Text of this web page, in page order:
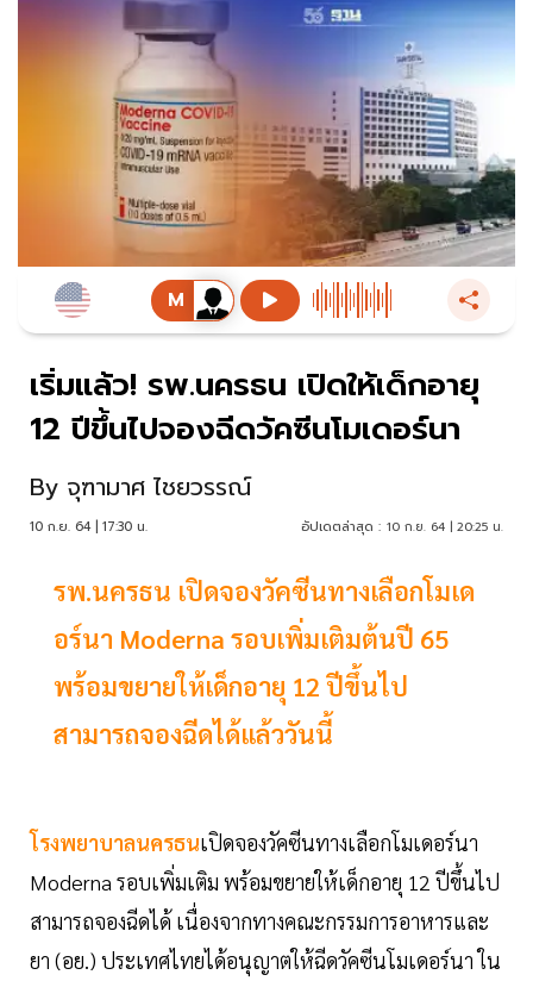
เริ่มแล้ว! รพ.นครธน เปิดให้เด็กอายุ
12 ปีขึ้นไปจองฉีดวัคซีนโมเดอร์นา
By จุฑามาศ ไชยวรรณ์
10 ก.ย. 64 | 17:30 น. อัปเดตล่าสุด : 10 ก.ย. 64 | 20:25 น.
รพ.นครธน เปิดจองวัคซีนทางเลือกโมเด
อร์นา Moderna รอบเพิ่มเติมต้นปี 65
พร้อมขยายให้เด็กอายุ 12 ปีขึ้นไป
สามารถจองฉีดได้แล้ววันนี้
โรงพยาบาลนครธนเปิดจองวัคซีนทางเลือกโมเดอร์นา
Moderna รอบเพิ่มเติม พร้อมขยายให้เด็กอายุ 12 ปีขึ้นไป
สามารถจองฉีดได้ เนื่องจากทางคณะกรรมการอาหารและ
ยา (อย.) ประเทศไทยได้อนุญาตให้ฉีดวัคซีนโมเดอร์นา ใน